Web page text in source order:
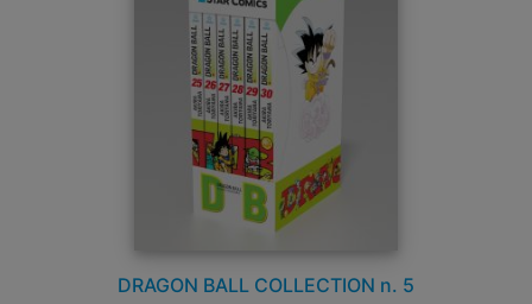
DRAGON BALL COLLECTION n. 5